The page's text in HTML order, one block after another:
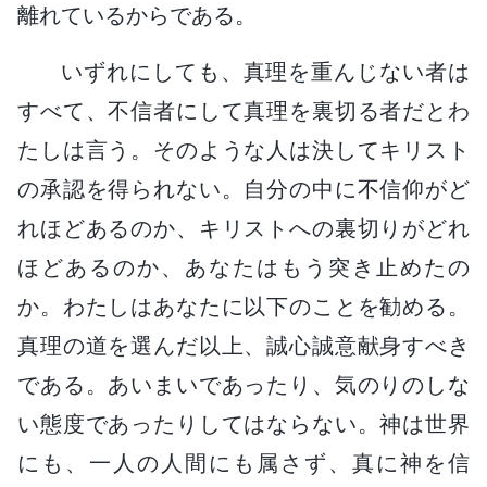
離れているからである。
いずれにしても、真理を重んじない者は
すべて、不信者にして真理を裏切る者だとわ
たしは言う。そのような人は決してキリスト
の承認を得られない。自分の中に不信仰がど
れほどあるのか、キリストへの裏切りがどれ
ほどあるのか、あなたはもう突き止めたの
か。わたしはあなたに以下のことを勧める。
真理の道を選んだ以上、誠心誠意献身すべき
である。あいまいであったり、気のりのしな
い態度であったりしてはならない。神は世界
にも、一人の人間にも属さず、真に神を信